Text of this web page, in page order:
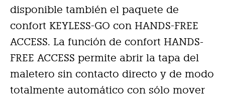
disponible también el paquete de
confort KEYLESS-GO con HANDS-FREE
ACCESS. La función de confort HANDS-
FREE ACCESS permite abrir la tapa del
maletero sin contacto directo y de modo
totalmente automático con sólo mover